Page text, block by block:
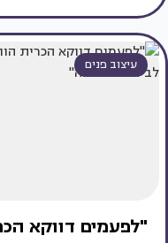
עיצוב פנים
"לפעמים דווקא